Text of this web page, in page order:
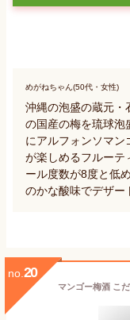
めがねちゃん(50代・女性)
沖縄の泡盛の蔵元・
の国産の梅を琉球泡
にアルフォンソマ
が楽しめるフルーテ
ール度数が8度と低
のかな酸味でデザー
no. 20